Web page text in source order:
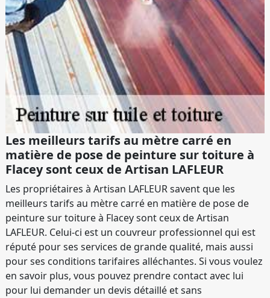
Les meilleurs tarifs au mètre carré en
matière de pose de peinture sur toiture à
Flacey sont ceux de Artisan LAFLEUR
Les propriétaires à Artisan LAFLEUR savent que les
meilleurs tarifs au mètre carré en matière de pose de
peinture sur toiture à Flacey sont ceux de Artisan
LAFLEUR. Celui-ci est un couvreur professionnel qui est
réputé pour ses services de grande qualité, mais aussi
pour ses conditions tarifaires alléchantes. Si vous voulez
en savoir plus, vous pouvez prendre contact avec lui
pour lui demander un devis détaillé et sans